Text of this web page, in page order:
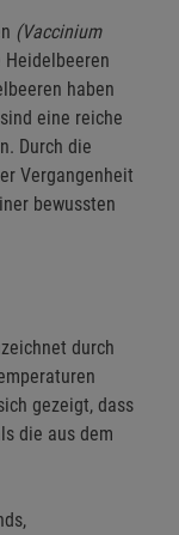
(Vaccinium
haben
eine reiche
Durch die
Vergangenheit
bewussten
durch
gezeigt, dass
die aus dem